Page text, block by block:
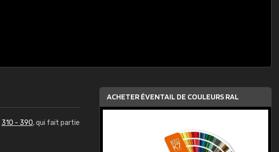
310 - 390, qui fait partie
ACHETER ÉVENTAIL DE COULEURS RAL